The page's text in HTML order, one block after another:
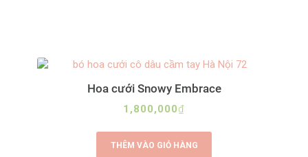
Hoa cưới Snowy Embrace
1,800,000₫
THÊM VÀO GIỎ HÀNG